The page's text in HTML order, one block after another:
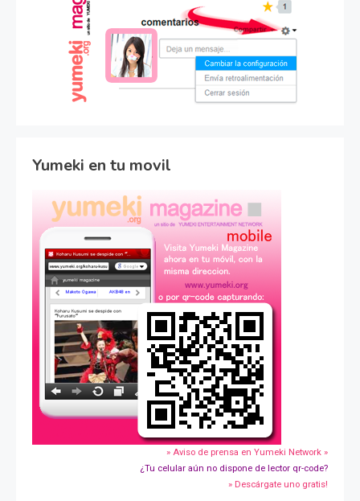
Yumeki en tu movil
» Aviso de prensa en Yumeki Network »
¿Tu celular aún no dispone de lector qr-code?
» Descárgate uno gratis!